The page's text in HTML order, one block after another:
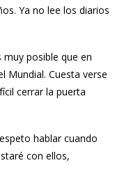
Ya no lee los diarios
posible que en
Mundial. Cuesta verse
cerrar la puerta
hablar cuando
con ellos,